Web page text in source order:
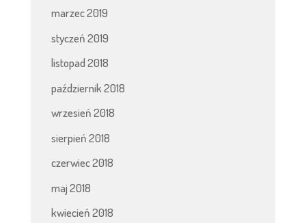
marzec 2019
styczeń 2019
listopad 2018
październik 2018
wrzesień 2018
sierpień 2018
czerwiec 2018
maj 2018
kwiecień 2018